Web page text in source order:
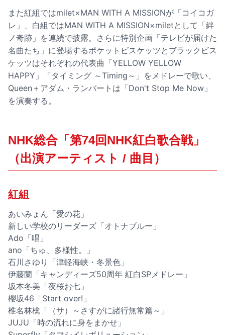
また紅組ではmilet×MAN WITH A MISSIONが「コイコガ
レ」、白組ではMAN WITH A MISSION×miletとして「絆
ノ奇跡」を連続で披露。さらに特別企画「テレビが届けた
名曲たち」に登場するポケットビスケッツとブラックビス
ケッツはそれぞれの代表曲「YELLOW YELLOW
HAPPY」「タイミング ～Timing～」をメドレーで歌い、
Queen＋アダム・ランバートは「Don't Stop Me Now」
を演奏する。
NHK総合「第74回NHK紅白歌合戦」
（出演アーティスト / 曲目）
紅組
あいみょん「愛の花」
新しい学校のリーダーズ「オトナブルー」
Ado「唱」
ano「ちゅ、多様性。」
石川さゆり「津軽海峡・冬景色」
伊藤蘭「キャンディーズ50周年 紅白SPメドレー」
坂本冬美「夜桜お七」
櫻坂46「Start over!」
椎名林檎「（サ）～さすがに諸行無常篇～」
JUJU「時の流れに身をまかせ」